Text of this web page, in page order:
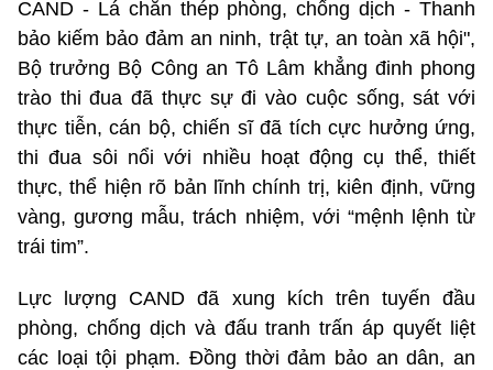
CAND - Lá chắn thép phòng, chống dịch - Thanh
bảo kiếm bảo đảm an ninh, trật tự, an toàn xã hội",
Bộ trưởng Bộ Công an Tô Lâm khẳng đinh phong
trào thi đua đã thực sự đi vào cuộc sống, sát với
thực tiễn, cán bộ, chiến sĩ đã tích cực hưởng ứng,
thi đua sôi nổi với nhiều hoạt động cụ thể, thiết
thực, thể hiện rõ bản lĩnh chính trị, kiên định, vững
vàng, gương mẫu, trách nhiệm, với “mệnh lệnh từ
trái tim”.
Lực lượng CAND đã xung kích trên tuyến đầu
phòng, chống dịch và đấu tranh trấn áp quyết liệt
các loại tội phạm. Đồng thời đảm bảo an dân, an